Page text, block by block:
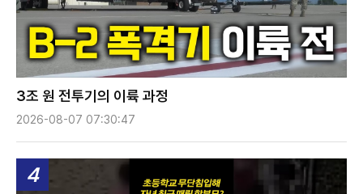
3조 원 전투기의 이륙 과정
2026-08-07 07:30:47
4